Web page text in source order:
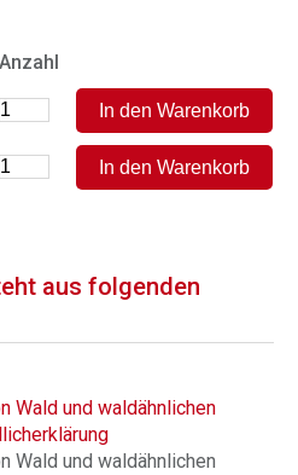
Anzahl
aus folgenden
Wald und waldähnlichen
Wald und waldähnlichen